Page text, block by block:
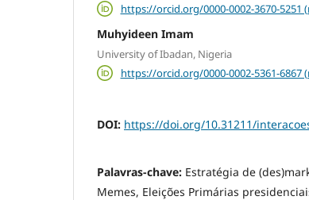
https://orcid.org/0000-0002-3670-5251
Muhyideen Imam
University of Ibadan, Nigeria
https://orcid.org/0000-0002-5361-6867
DOI: https://doi.org/10.31211/
Palavras-chave: Estratégia de
Memes, Eleições Primárias